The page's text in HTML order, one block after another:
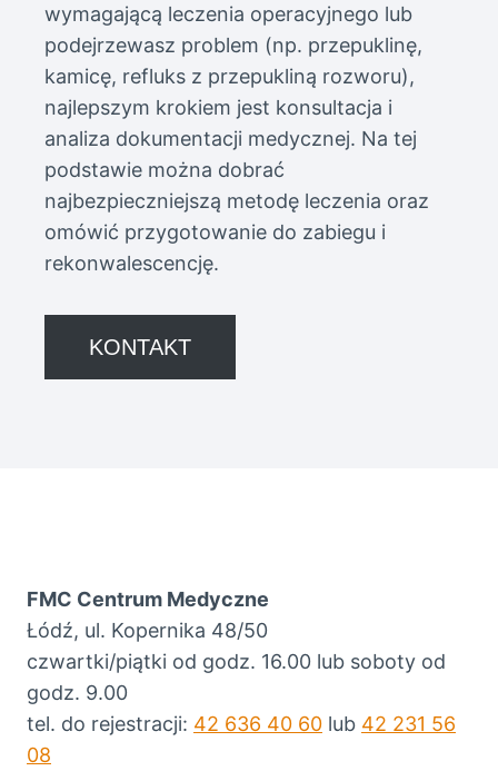
wymagającą leczenia operacyjnego lub
podejrzewasz problem (np. przepuklinę,
kamicę, refluks z przepukliną rozworu),
najlepszym krokiem jest konsultacja i
analiza dokumentacji medycznej. Na tej
podstawie można dobrać
najbezpieczniejszą metodę leczenia oraz
omówić przygotowanie do zabiegu i
rekonwalescencję.
KONTAKT
FMC Centrum Medyczne
Łódź, ul. Kopernika 48/50
czwartki/piątki od godz. 16.00 lub soboty od
godz. 9.00
tel. do rejestracji: 42 636 40 60 lub 42 231 56
08